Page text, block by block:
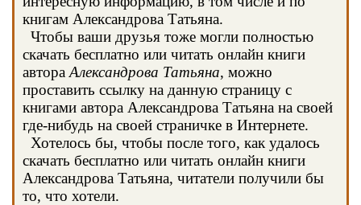
книгам Александрова Татьяна.
Чтобы ваши друзья тоже могли полностью
скачать бесплатно или читать онлайн книги
автора Александрова Татьяна, можно
проставить ссылку на данную страницу с
книгами автора Александрова Татьяна на своей
где-нибудь на своей страничке в Интернете.
Хотелось бы, чтобы после того, как удалось
скачать бесплатно или читать онлайн книги
Александрова Татьяна, читатели получили бы
то, что хотели.